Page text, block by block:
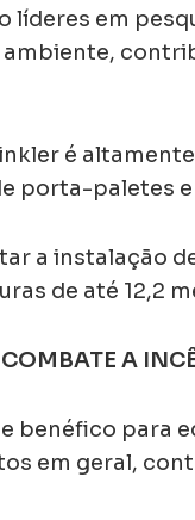
líderes em
é
porta-paletes
a instalação
de até 12,2
A
benéfico para
em geral,